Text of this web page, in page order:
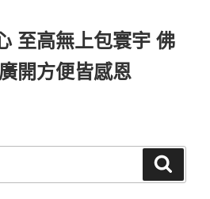
至高無上包寰宇 佛
開方便皆感恩